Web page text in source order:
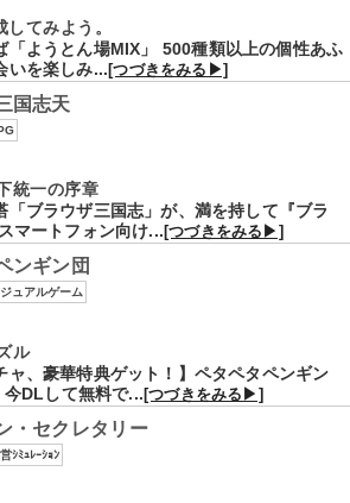
てみよう。
「ようとん場MIX」 500種類以上の個性あふ
いを楽しみ...[つづきをみる▶]
国志天
統一の序章
「ブラウザ三国志」が、満を持して『ブラ
マートフォン向け...[つづきをみる▶]
ンギン団
ュアルゲーム
ル
ャ、豪華特典ゲット！】ペタペタペンギン
今DLして無料で...[つづきをみる▶]
・セクレタリー
ｼﾐｭﾚｰｼｮﾝ